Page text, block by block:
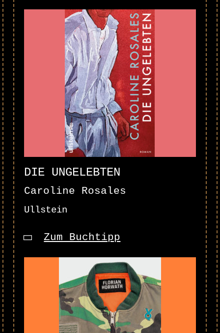
DIE UNGELEBTEN
Caroline Rosales
Ullstein
Zum Buchtipp